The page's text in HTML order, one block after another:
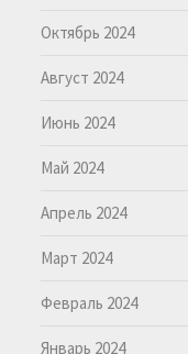
Октябрь 2024
Август 2024
Июнь 2024
Май 2024
Апрель 2024
Март 2024
Февраль 2024
Январь 2024